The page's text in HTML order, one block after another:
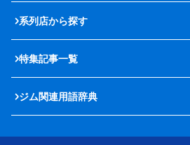
系列店から探す
特集記事一覧
ジム関連用語辞典